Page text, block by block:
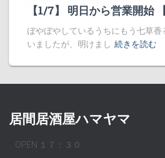
【1/7】 明日から営業開始
ぼやぼやしているうちにもう七草香
いましたが、明けまし 続きを読む
居間居酒屋ハマヤマ
OPEN １７：３０